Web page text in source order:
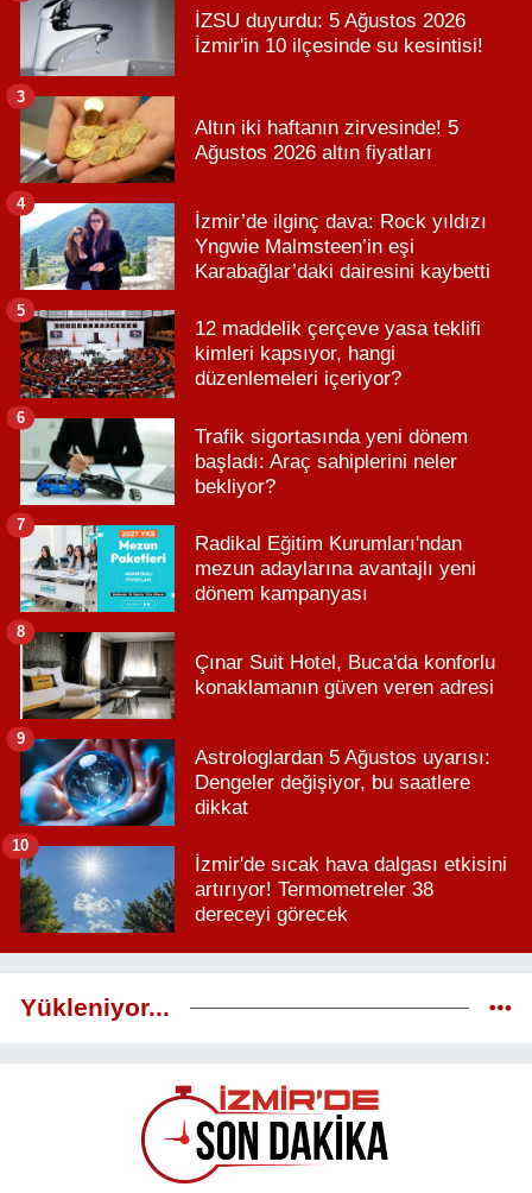
İZSU duyurdu: 5 Ağustos 2026
İzmir'in 10 ilçesinde su kesintisi!
Altın iki haftanın zirvesinde! 5
Ağustos 2026 altın fiyatları
3
İzmir’de ilginç dava: Rock yıldızı
Yngwie Malmsteen’in eşi
Karabağlar’daki dairesini kaybetti
4
12 maddelik çerçeve yasa teklifi
kimleri kapsıyor, hangi
düzenlemeleri içeriyor?
5
Trafik sigortasında yeni dönem
başladı: Araç sahiplerini neler
bekliyor?
6
Radikal Eğitim Kurumları'ndan
mezun adaylarına avantajlı yeni
dönem kampanyası
7
Çınar Suit Hotel, Buca'da konforlu
konaklamanın güven veren adresi
8
Astrologlardan 5 Ağustos uyarısı:
Dengeler değişiyor, bu saatlere
dikkat
9
İzmir'de sıcak hava dalgası etkisini
artırıyor! Termometreler 38
dereceyi görecek
10
Yükleniyor...